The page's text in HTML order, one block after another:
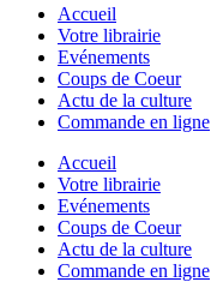
Accueil
Votre librairie
Evénements
Coups de Coeur
Actu de la culture
Commande en ligne
Accueil
Votre librairie
Evénements
Coups de Coeur
Actu de la culture
Commande en ligne